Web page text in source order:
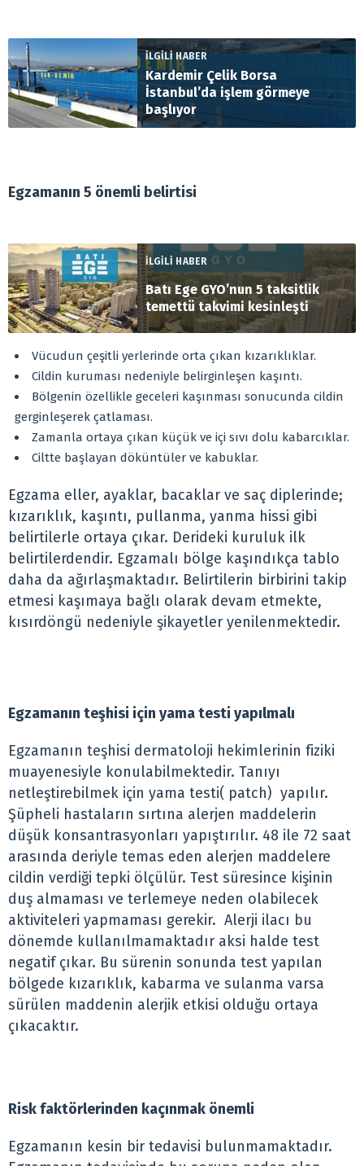
İLGİLİ HABER
Kardemir Çelik Borsa
İstanbul’da işlem görmeye
başlıyor
Egzamanın 5 önemli belirtisi
İLGİLİ HABER
Batı Ege GYO’nun 5 taksitlik
temettü takvimi kesinleşti
Vücudun çeşitli yerlerinde orta çıkan kızarıklıklar.
Cildin kuruması nedeniyle belirginleşen kaşıntı.
Bölgenin özellikle geceleri kaşınması sonucunda cildin
gerginleşerek çatlaması.
Zamanla ortaya çıkan küçük ve içi sıvı dolu kabarcıklar.
Ciltte başlayan döküntüler ve kabuklar.
Egzama eller, ayaklar, bacaklar ve saç diplerinde;
kızarıklık, kaşıntı, pullanma, yanma hissi gibi
belirtilerle ortaya çıkar. Derideki kuruluk ilk
belirtilerdendir. Egzamalı bölge kaşındıkça tablo
daha da ağırlaşmaktadır. Belirtilerin birbirini takip
etmesi kaşımaya bağlı olarak devam etmekte,
kısırdöngü nedeniyle şikayetler yenilenmektedir.
Egzamanın teşhisi için yama testi yapılmalı
Egzamanın teşhisi dermatoloji hekimlerinin fiziki
muayenesiyle konulabilmektedir. Tanıyı
netleştirebilmek için yama testi( patch) yapılır.
Şüpheli hastaların sırtına alerjen maddelerin
düşük konsantrasyonları yapıştırılır. 48 ile 72 saat
arasında deriyle temas eden alerjen maddelere
cildin verdiği tepki ölçülür. Test süresince kişinin
duş almaması ve terlemeye neden olabilecek
aktiviteleri yapmaması gerekir. Alerji ilacı bu
dönemde kullanılmamaktadır aksi halde test
negatif çıkar. Bu sürenin sonunda test yapılan
bölgede kızarıklık, kabarma ve sulanma varsa
sürülen maddenin alerjik etkisi olduğu ortaya
çıkacaktır.
Risk faktörlerinden kaçınmak önemli
Egzamanın kesin bir tedavisi bulunmamaktadır.